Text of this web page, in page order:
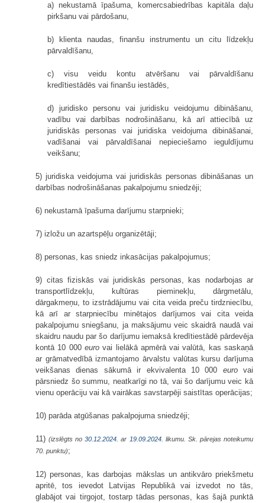
a) nekustamā īpašuma, komercsabiedrības kapitāla daļu
pirkšanu vai pārdošanu,
b) klienta naudas, finanšu instrumentu un citu līdzekļu
pārvaldīšanu,
c) visu veidu kontu atvēršanu vai pārvaldīšanu
kredītiestādēs vai finanšu iestādēs,
d) juridisko personu vai juridisku veidojumu dibināšanu,
vadību vai darbības nodrošināšanu, kā arī attiecībā uz
juridiskās personas vai juridiska veidojuma dibināšanai,
vadīšanai vai pārvaldīšanai nepieciešamo ieguldījumu
veikšanu;
5) juridiska veidojuma vai juridiskās personas dibināšanas un
darbības nodrošināšanas pakalpojumu sniedzēji;
6) nekustamā īpašuma darījumu starpnieki;
7) izložu un azartspēļu organizētāji;
8) personas, kas sniedz inkasācijas pakalpojumus;
9) citas fiziskās vai juridiskās personas, kas nodarbojas ar
transportlīdzekļu, kultūras pieminekļu, dārgmetālu,
dārgakmeņu, to izstrādājumu vai cita veida preču tirdzniecību,
kā arī ar starpniecību minētajos darījumos vai cita veida
pakalpojumu sniegšanu, ja maksājumu veic skaidrā naudā vai
skaidru naudu par šo darījumu iemaksā kredītiestādē pārdevēja
kontā 10 000 eurovai lielākā apmērā vai valūtā, kas saskaņā
ar grāmatvedībā izmantojamo ārvalstu valūtas kursu darījuma
veikšanas dienas sākumā ir ekvivalenta 10 000 eurovai
pārsniedz šo summu, neatkarīgi no tā, vai šo darījumu veic kā
vienu operāciju vai kā vairākas savstarpēji saistītas operācijas;
10) parāda atgūšanas pakalpojuma sniedzēji;
11)(izslēgts no30.12.2024. ar 19.09.2024. likumu. Sk. pārejas noteikumu
70. punktu);
12) personas, kas darbojas mākslas un antikvāro priekšmetu
apritē, tos ievedot Latvijas Republikā vai izvedot no tās,
glabājot vai tirgojot, tostarp tādas personas, kas šajā punktā